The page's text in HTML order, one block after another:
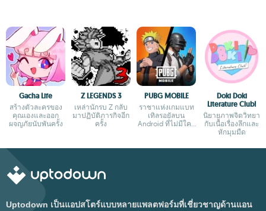
Gacha Life
สร้างตัวละครของ
คุณเองและออก
ผจญภัยนับพันครั้ง
Z LEGENDS 3
เหล่านักรบ Z กลับ
มาปฏิบัติภารกิจอีก
ครั้ง
PUBG MOBILE
ราชาแห่งเกมแบท
เทิลรอยัลบน
Android ที่ไม่มีใคร
Doki Doki
Literature Club!
นิยายภาพจิตวิทยา
กับเนื้อเรื่องลึกและ
หักมุมมืด
Uptodown เป็นแอปสโตร์แบบหลายแพลตฟอร์มที่เชี่ยวชาญด้านแอน